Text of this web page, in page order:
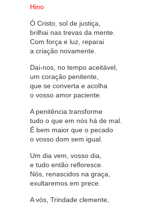
Hino
Ó Cristo, sol de justiça,
brilhai nas trevas da mente.
Com força e luz, reparai
a criação novamente.
Dai-nos, no tempo aceitável,
um coração penitente,
que se converta e acolha
o vosso amor paciente.
A penitência transforme
tudo o que em nós há de mal.
É bem maior que o pecado
o vosso dom sem igual.
Um dia vem, vosso dia,
e tudo então refloresce.
Nós, renascidos na graça,
exultaremos em prece.
A vós, Trindade clemente,